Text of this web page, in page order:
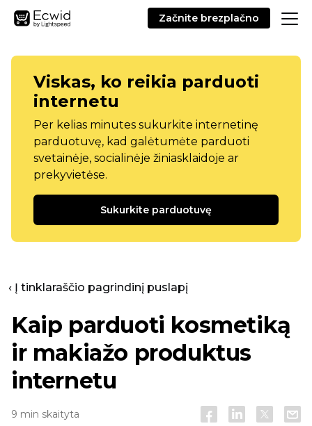
Začnite brezplačno
Viskas, ko reikia parduoti
internetu
Per kelias minutes sukurkite internetinę
parduotuvę, kad galėtumėte parduoti
svetainėje, socialinėje žiniasklaidoje ar
prekyvietėse.
Sukurkite parduotuvę
‹ Į tinklaraščio pagrindinį puslapį
Kaip parduoti kosmetiką
ir makiažo produktus
internetu
9 min skaityta